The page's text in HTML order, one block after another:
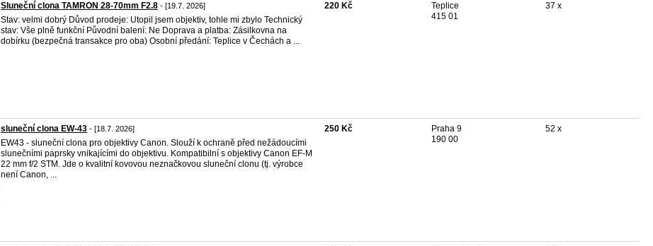
Sluneční clona TAMRON 28-70mm F2.8 - [19.7. 2026]
Stav: velmi dobrý Důvod prodeje: Utopil jsem objektiv, tohle mi zbylo Technický
stav: Vše plně funkční Původní balení: Ne Doprava a platba: Zásilkovna na
dobírku (bezpečná transakce pro oba) Osobní předání: Teplice v Čechách a ...
220 Kč
Teplice
415 01
37 x
sluneční clona EW-43 - [18.7. 2026]
EW43 - sluneční clona pro objektivy Canon. Slouží k ochraně před nežádoucími
slunečními paprsky vnikajícími do objektivu. Kompatibilní s objektivy Canon EF-M
22 mm f/2 STM. Jde o kvalitní kovovou neznačkovou sluneční clonu (tj. výrobce
není Canon, ...
250 Kč
Praha 9
190 00
52 x